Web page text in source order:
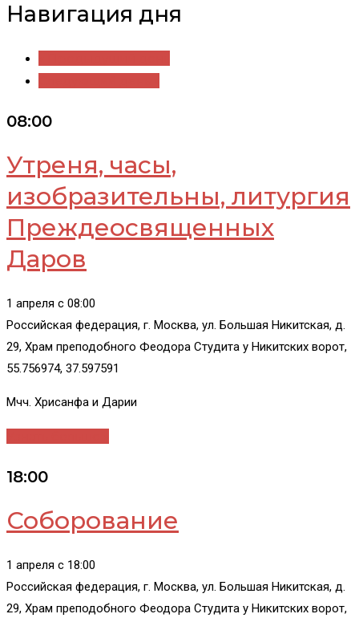
Навигация дня
08:00
Утреня, часы,
изобразительны, литургия
Преждеосвященных
Даров
1 апреля c 08:00
Российская федерация, г. Москва, ул. Большая Никитская, д.
29, Храм преподобного Феодора Студита у Никитских ворот,
55.756974, 37.597591
Мчч. Хрисанфа и Дарии
18:00
Соборование
1 апреля c 18:00
Российская федерация, г. Москва, ул. Большая Никитская, д.
29, Храм преподобного Феодора Студита у Никитских ворот,